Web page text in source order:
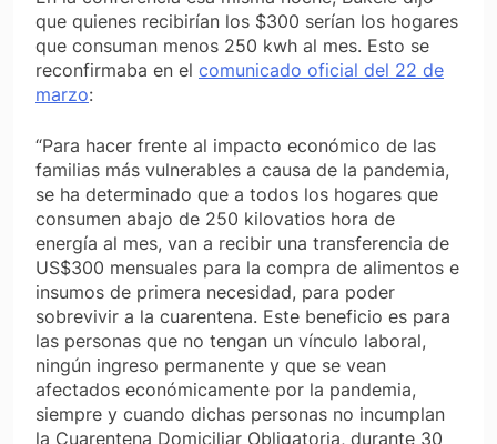
que quienes recibirían los $300 serían los hogares
que consuman menos 250 kwh al mes. Esto se
reconfirmaba en el comunicado oficial del 22 de
marzo:
“Para hacer frente al impacto económico de las
familias más vulnerables a causa de la pandemia,
se ha determinado que a todos los hogares que
consumen abajo de 250 kilovatios hora de
energía al mes, van a recibir una transferencia de
US$300 mensuales para la compra de alimentos e
insumos de primera necesidad, para poder
sobrevivir a la cuarentena. Este beneficio es para
las personas que no tengan un vínculo laboral,
ningún ingreso permanente y que se vean
afectados económicamente por la pandemia,
siempre y cuando dichas personas no incumplan
la Cuarentena Domiciliar Obligatoria, durante 30